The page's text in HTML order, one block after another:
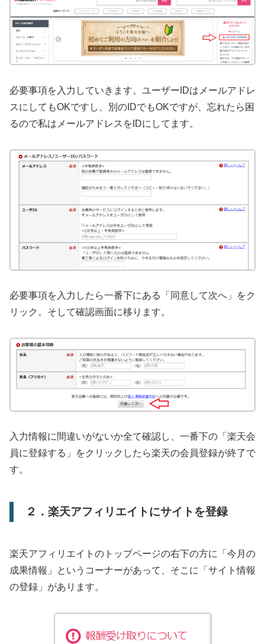
必要事項を入力していきます。ユーザーIDはメールアドレ
スにしてもOKですし、別のIDでもOKですが、忘れたら困
るので私はメールアドレスをIDにしてます。
必要事項を入力したら一番下にある「同意して次へ」をク
リック。そして確認画面に移ります。
入力情報に間違いがないか全て確認し、一番下の「楽天会
員に登録する」をクリックしたら楽天の会員登録が終了で
す。
２．楽天アフィリエイトにサイトを登録
楽天アフィリエイトのトップページの右下の方に「今月の
成果情報」というコーナーがあって、そこに「サイト情報
の登録」があります。